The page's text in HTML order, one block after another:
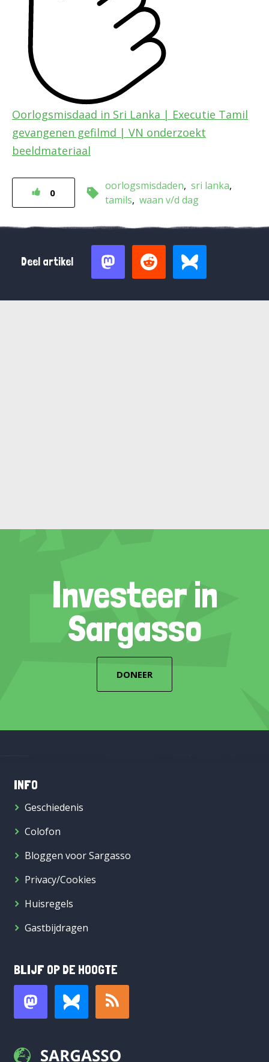
Oorlogsmisdaad in Sri Lanka | Executie Tamil
gevangenen gefilmd | VN onderzoekt
beeldmateriaal
0
oorlogsmisdaden sri lanka
tamils waan v/d dag
Deel artikel
Investeer in
Sargasso
DONEER
INFO
Geschiedenis
Colofon
Bloggen voor Sargasso
Privacy/Cookies
Huisregels
Gastbijdragen
BLIJF OP DE HOOGTE